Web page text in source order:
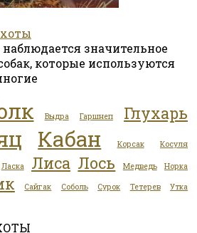
значительное
которые используются
Выдра Гаршнеп Глухарь
Кабан Корсак Косуля
Ласка Лиса Лось Медведь Норка
Сайгак Соболь Сурок Тетерев
Утка